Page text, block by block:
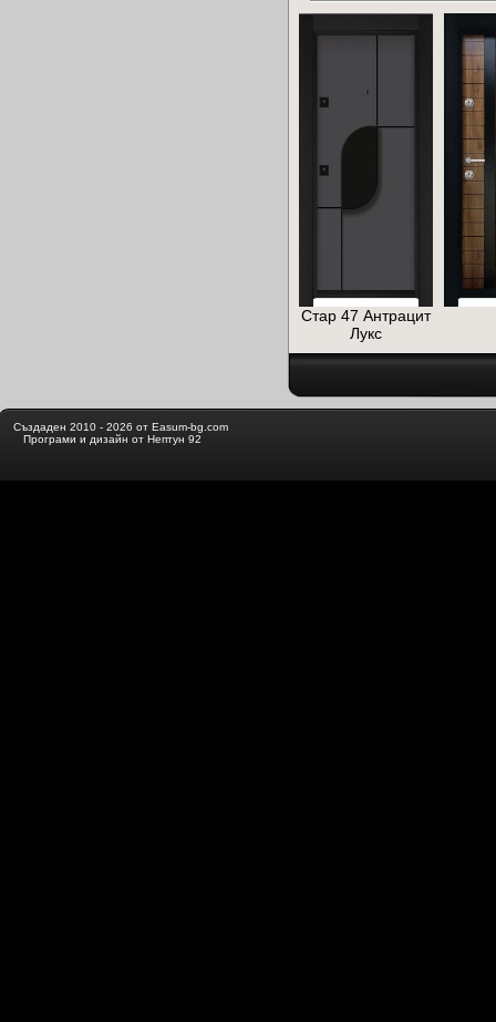
Стар 47 Антрацит
Лукс
Създаден 2010 - 2026 от Easum-bg.com
Програми и дизайн от Нептун 92